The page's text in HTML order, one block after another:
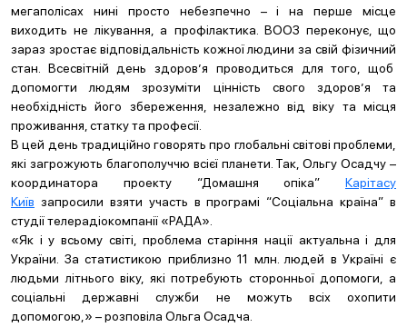
мегаполісах нині просто небезпечно – і на перше місце
виходить не лікування, а профілактика. ВООЗ переконує, що
зараз зростає відповідальність кожної людини за свій фізичний
стан. Всесвітній день здоров’я проводиться для того, щоб
допомогти людям зрозуміти цінність свого здоров’я та
необхідність його збереження, незалежно від віку та місця
проживання, статку та професії.
В цей день традиційно говорять про глобальні світові проблеми,
які загрожують благополуччю всієї планети. Так, Ольгу Осадчу –
координатора проекту “Домашня опіка” Карітасу
Київ запросили взяти участь в програмі “Соціальна країна” в
студії телерадіокомпанії «РАДА».
«Як і у всьому світі, проблема старіння нації актуальна і для
України. За статистикою приблизно 11 млн. людей в Україні є
людьми літнього віку, які потребують сторонньої допомоги, а
соціальні державні служби не можуть всіх охопити
допомогою,» – розповіла Ольга Осадча.